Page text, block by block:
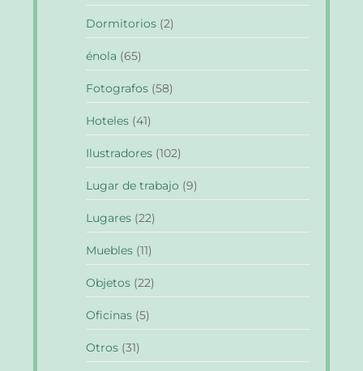
Dormitorios (2)
énola (65)
Fotografos (58)
Hoteles (41)
Ilustradores (102)
Lugar de trabajo (9)
Lugares (22)
Muebles (11)
Objetos (22)
Oficinas (5)
Otros (31)